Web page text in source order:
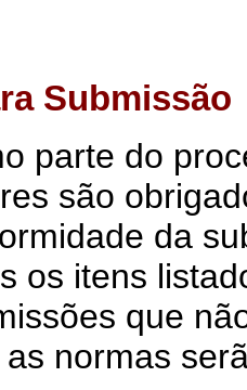
Submissão
parte do
são
da
os itens
que
normas